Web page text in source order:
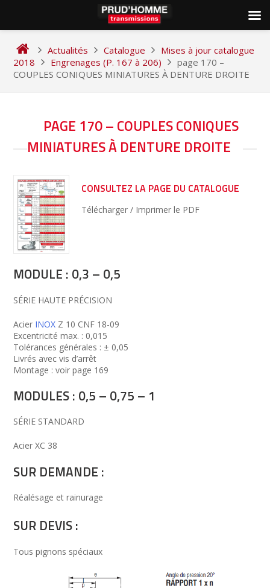
content
Actualités Catalogue
Mises à jour catalogue
2018
Engrenages (P. 167 à 206)
page 170 –
COUPLES CONIQUES MINIATURES À DENTURE DROITE
PAGE 170 – COUPLES CONIQUES
MINIATURES À DENTURE DROITE
CONSULTEZ LA PAGE DU CATALOGUE
Télécharger / Imprimer le PDF
MODULE : 0,3 – 0,5
SÉRIE HAUTE PRÉCISION
Acier INOX Z 10 CNF 18-09
Excentricité max. : 0,015
Tolérances générales : ± 0,05
Livrés avec vis d’arrêt
Montage : voir page 169
MODULES : 0,5 – 0,75 – 1
SÉRIE STANDARD
Acier XC 38
SUR DEMANDE :
Réalésage et rainurage
SUR DEVIS :
Tous pignons spéciaux
NAVIGATION
DE